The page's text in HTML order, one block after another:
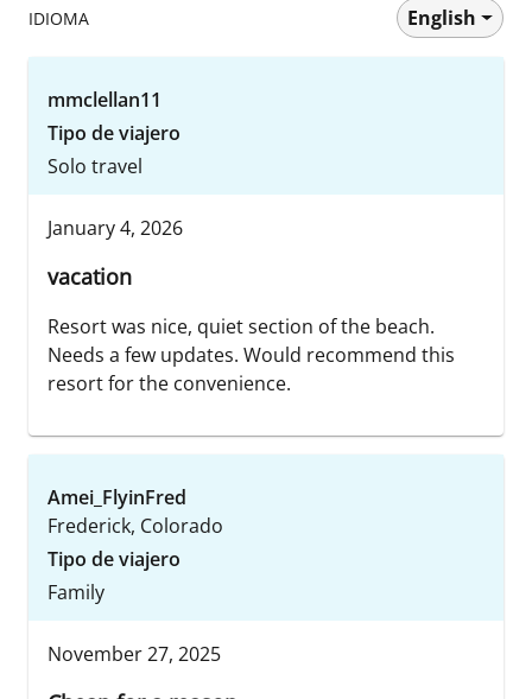
IDIOMA English
mmclellan11
Tipo de viajero
Solo travel
January 4, 2026
vacation
Resort was nice, quiet section of the beach.
Needs a few updates. Would recommend this
resort for the convenience.
Amei_FlyinFred
Frederick, Colorado
Tipo de viajero
Family
November 27, 2025